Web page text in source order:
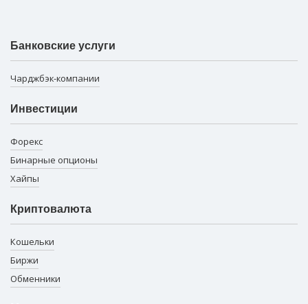
Банковские услуги
Чарджбэк-компании
Инвестиции
Форекс
Бинарные опционы
Хайпы
Криптовалюта
Кошельки
Биржи
Обменники